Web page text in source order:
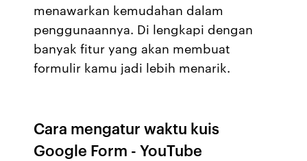
menawarkan kemudahan dalam
penggunaannya. Di lengkapi dengan
banyak fitur yang akan membuat
formulir kamu jadi lebih menarik.
Cara mengatur waktu kuis
Google Form - YouTube